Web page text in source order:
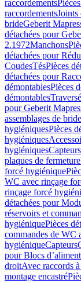
raccordements
raccordementsJoints
brideGeberit
détachées pour
2.1972Manchons
détachées pour
CoudesTésPièces
détachées pour
démontablesPièces
démontables
pour Geberit
assemblages de
hygiéniquesPièces
hygiéniques
hygiéniquesCapteurs
plaques de fermeture
forcé hygiénique
WC avec rinçage
rinçage forcé
détachées pour
réservoirs et
hygiéniquePièces
commandes de WC
hygiéniqueCapteurs
pour Blocs
droitAvec raccords
montage encastré